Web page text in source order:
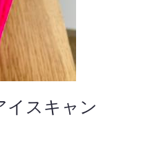
イスキャン